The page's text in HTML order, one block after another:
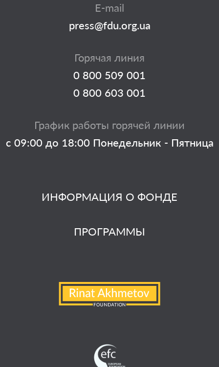
ИНФОРМАЦИЯ О ФОНДЕ
ПРОГРАММЫ
E-mail
press@fdu.org.ua
Горячая линия
0 800 509 001
0 800 603 001
График работы горячей линии
с 09:00 до 18:00 Понедельник - Пятница